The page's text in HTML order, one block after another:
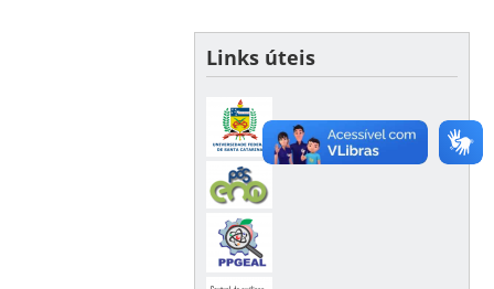
Links úteis